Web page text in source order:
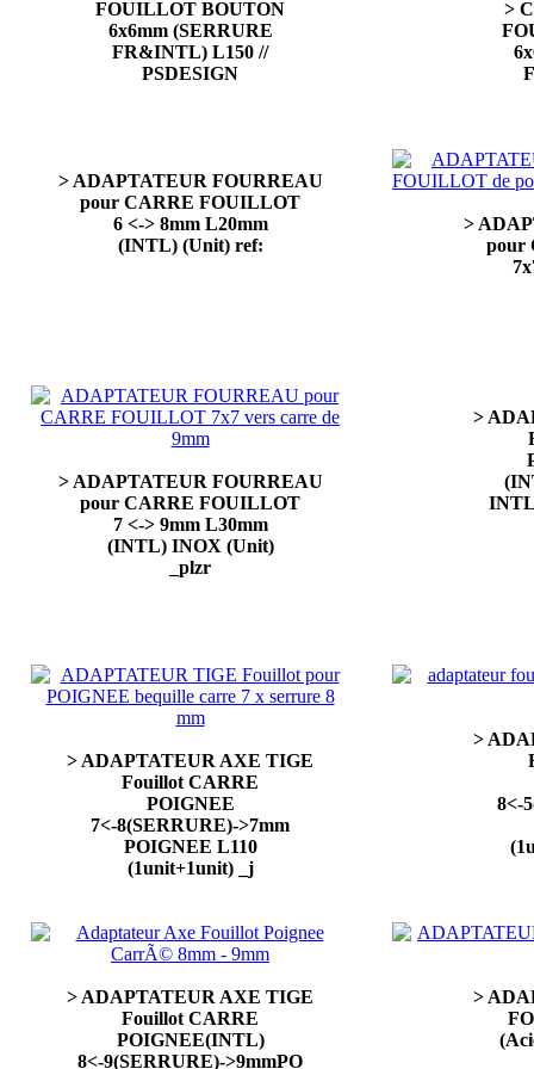
FOUILLOT BOUTON
6x6mm (SERRURE
FR&INTL) L150 //
PSDESIGN
>
> ADAPTATEUR FOURREAU
pour CARRE FOUILLOT
6 <-> 8mm L20mm
(INTL) (Unit) ref:
>
pour
> ADAPTATEUR FOURREAU
pour CARRE FOUILLOT
7 <-> 9mm L30mm
(INTL) INOX (Unit)
_plzr
>
> ADAPTATEUR AXE TIGE
Fouillot CARRE
POIGNEE
7<-8(SERRURE)->7mm
POIGNEE L110
(1unit+1unit) _j
>
8<-
> ADAPTATEUR AXE TIGE
Fouillot CARRE
POIGNEE(INTL)
8<-9(SERRURE)->9mmPO
>